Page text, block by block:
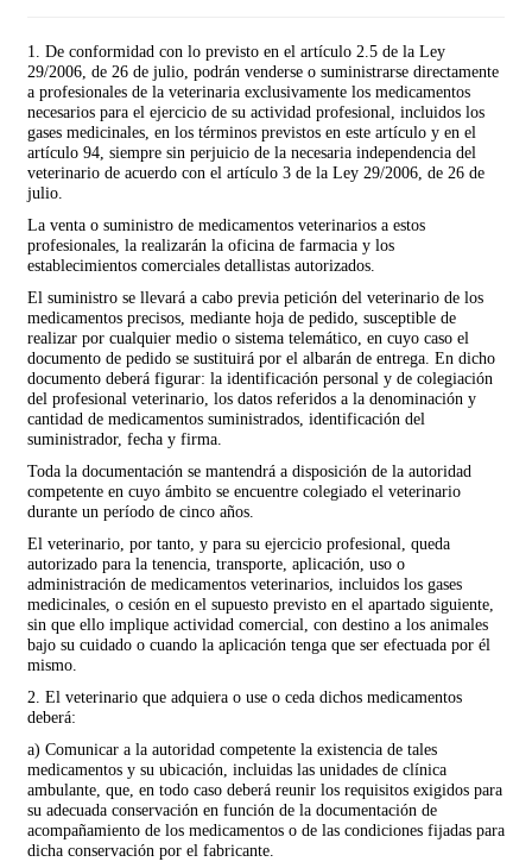
1. De conformidad con lo previsto en el artículo 2.5 de la Ley
29/2006, de 26 de julio, podrán venderse o suministrarse directamente
a profesionales de la veterinaria exclusivamente los medicamentos
necesarios para el ejercicio de su actividad profesional, incluidos los
gases medicinales, en los términos previstos en este artículo y en el
artículo 94, siempre sin perjuicio de la necesaria independencia del
veterinario de acuerdo con el artículo 3 de la Ley 29/2006, de 26 de
julio.
La venta o suministro de medicamentos veterinarios a estos
profesionales, la realizarán la oficina de farmacia y los
establecimientos comerciales detallistas autorizados.
El suministro se llevará a cabo previa petición del veterinario de los
medicamentos precisos, mediante hoja de pedido, susceptible de
realizar por cualquier medio o sistema telemático, en cuyo caso el
documento de pedido se sustituirá por el albarán de entrega. En dicho
documento deberá figurar: la identificación personal y de colegiación
del profesional veterinario, los datos referidos a la denominación y
cantidad de medicamentos suministrados, identificación del
suministrador, fecha y firma.
Toda la documentación se mantendrá a disposición de la autoridad
competente en cuyo ámbito se encuentre colegiado el veterinario
durante un período de cinco años.
El veterinario, por tanto, y para su ejercicio profesional, queda
autorizado para la tenencia, transporte, aplicación, uso o
administración de medicamentos veterinarios, incluidos los gases
medicinales, o cesión en el supuesto previsto en el apartado siguiente,
sin que ello implique actividad comercial, con destino a los animales
bajo su cuidado o cuando la aplicación tenga que ser efectuada por él
mismo.
2. El veterinario que adquiera o use o ceda dichos medicamentos
deberá:
a) Comunicar a la autoridad competente la existencia de tales
medicamentos y su ubicación, incluidas las unidades de clínica
ambulante, que, en todo caso deberá reunir los requisitos exigidos para
su adecuada conservación en función de la documentación de
acompañamiento de los medicamentos o de las condiciones fijadas para
dicha conservación por el fabricante.